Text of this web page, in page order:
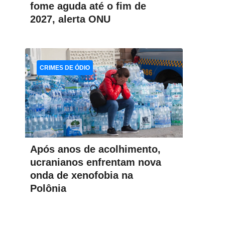
fome aguda até o fim de
2027, alerta ONU
Após anos de acolhimento,
ucranianos enfrentam nova
onda de xenofobia na
Polônia
CRIMES DE ÓDIO